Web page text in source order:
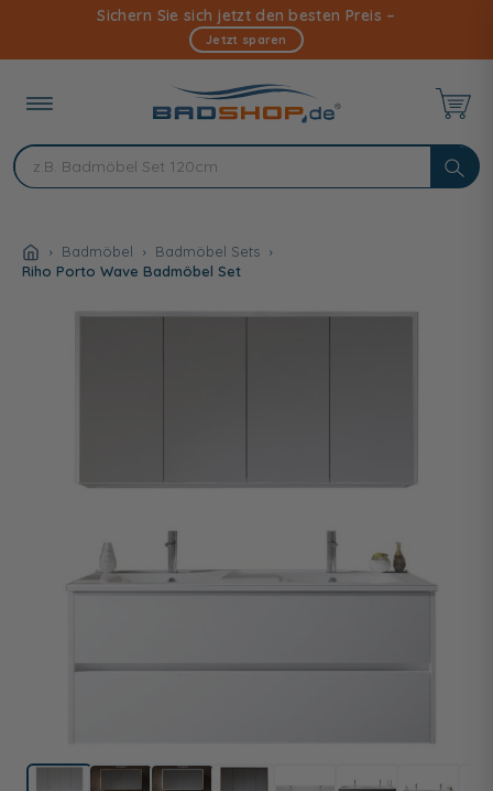
Inhalt
Sichern Sie sich jetzt den besten Preis –
Jetzt sparen
Badmöbel
Badmöbel Sets
Riho Porto Wave Badmöbel Set